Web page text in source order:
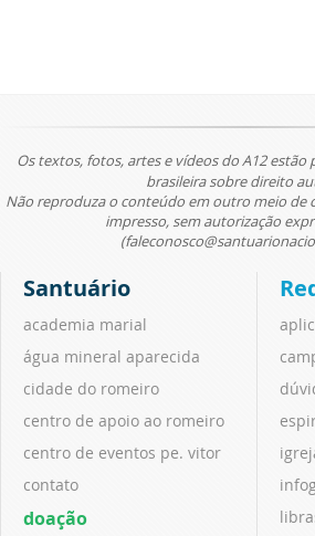
Os textos, fotos, artes e vídeos do A12 estão
brasileira sobre direito
Não reproduza o conteúdo em outro meio de
impresso, sem autorização
Santuário
academia marial
água mineral aparecida
cidade do romeiro
centro de apoio ao romeiro
centro de eventos pe. vitor
contato
doação